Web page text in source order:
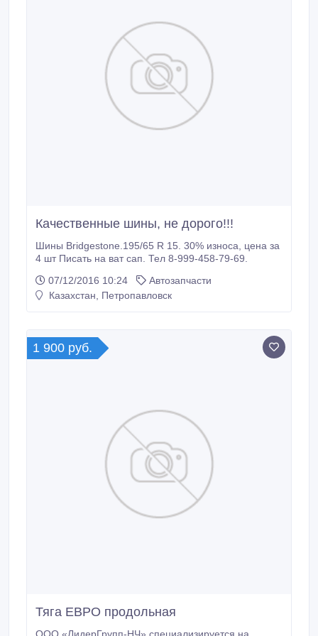
Качественные шины, не дорого!!!
Шины Bridgestone.195/65 R 15. 30% износа, цена за
4 шт Писать на ват сап. Тел 8-999-458-79-69.
07/12/2016 10:24
Автозапчасти
Казахстан, Петропавловск
1 900 руб.
Тяга ЕВРО продольная